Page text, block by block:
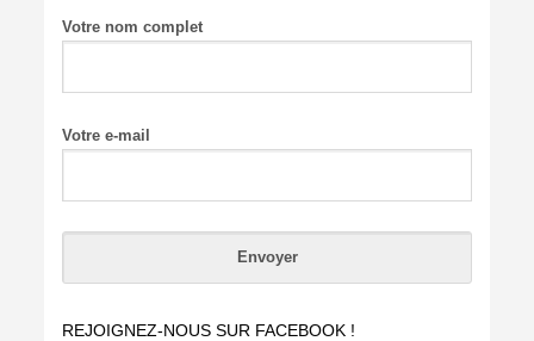
Votre nom complet
Votre e-mail
REJOIGNEZ-NOUS SUR FACEBOOK !